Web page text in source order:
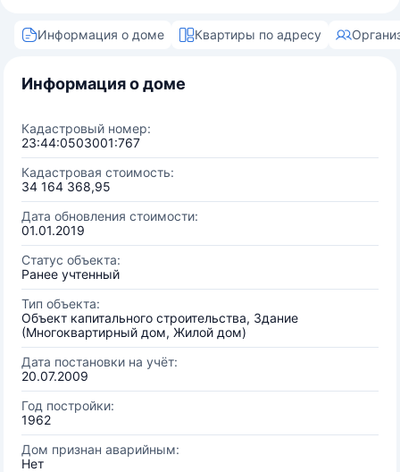
Информация о доме Квартиры по адресу
Информация о доме
Кадастровый номер:
23:44:0503001:767
Кадастровая стоимость:
34 164 368,95
Дата обновления стоимости:
01.01.2019
Статус объекта:
Ранее учтенный
Тип объекта:
Объект капитального строительства, Здание
(Многоквартирный дом, Жилой дом)
Дата постановки на учёт:
20.07.2009
Год постройки:
1962
Дом признан аварийным:
Нет